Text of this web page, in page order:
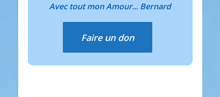
Avec tout mon Amour... Bernard
Faire un don